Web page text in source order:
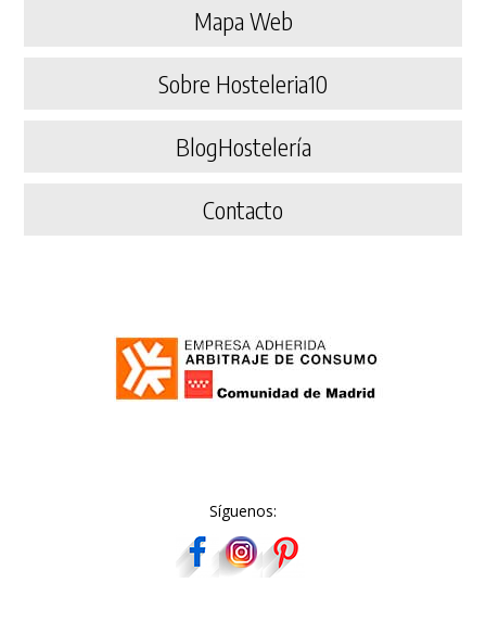
Mapa Web
Sobre Hosteleria10
BlogHostelería
Contacto
Síguenos: